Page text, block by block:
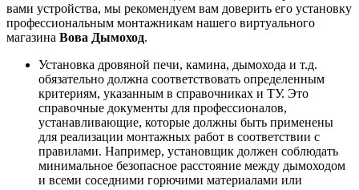
вами устройства, мы рекомендуем вам доверить его установку
профессиональным монтажникам нашего виртуального
магазина Вова Дымоход.
Установка дровяной печи, камина, дымохода и т.д.
обязательно должна соответствовать определенным
критериям, указанным в справочниках и ТУ. Это
справочные документы для профессионалов,
устанавливающие, которые должны быть применены
для реализации монтажных работ в соответствии с
правилами. Например, установщик должен соблюдать
минимальное безопасное расстояние между дымоходом
и всеми соседними горючими материалами или